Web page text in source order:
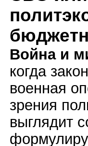
Война и
когда
военная
зрения
выглядит